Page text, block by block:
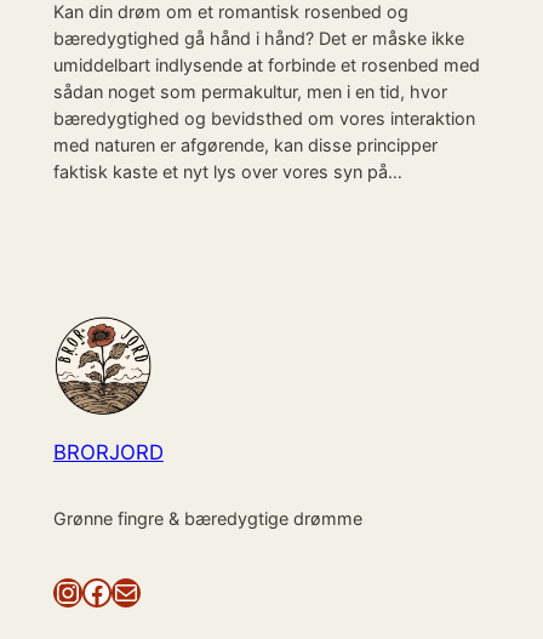
Kan din drøm om et romantisk rosenbed og
bæredygtighed gå hånd i hånd? Det er måske ikke
umiddelbart indlysende at forbinde et rosenbed med
sådan noget som permakultur, men i en tid, hvor
bæredygtighed og bevidsthed om vores interaktion
med naturen er afgørende, kan disse principper
faktisk kaste et nyt lys over vores syn på…
BRORJORD
Grønne fingre & bæredygtige drømme
InstagramFacebook Mail